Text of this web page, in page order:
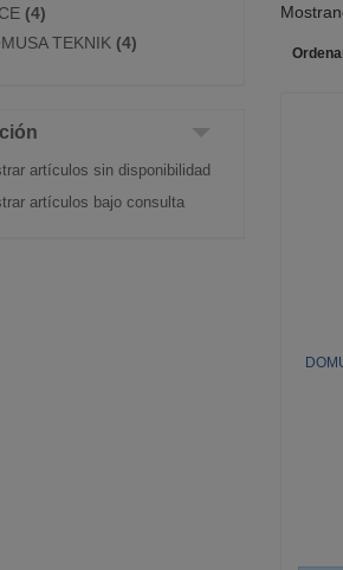
(4)
TEKNIK (4)
artículos sin disponibilidad
artículos bajo consulta